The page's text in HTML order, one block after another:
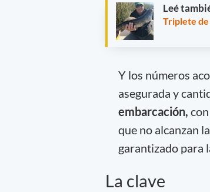
Leé
Triplete de
Y los números
asegurada y
embarcación,
que no alcanzan
garantizado para
La clave